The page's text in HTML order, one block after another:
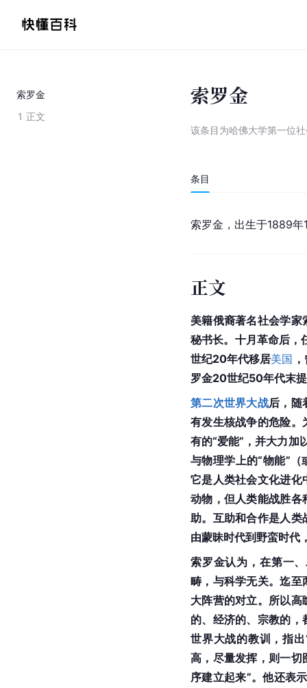
索罗金
1 正文
索罗金
该条目为哈佛大学第一位
条目
索罗金，出生于1889年
正文
美籍俄裔著名社会学
秘书长。十月革命后，
世纪20年代移居美国
罗金20世纪50年代末
第二次世界大战后，随
有发生核战争的危险。
有的“爱能”，并大力加
与物理学上的“物能”
它是人类社会文化进化
动物，但人类能战胜各
助。互助和合作是人类
由蒙昧时代到野蛮时代
索罗金认为，在第一
畴，与科学无关。迄至
大阵营的对立。所以
的、经济的、宗教的
世界大战的教训，指
高，尽量发挥，则一切
序建立起来”。他还表